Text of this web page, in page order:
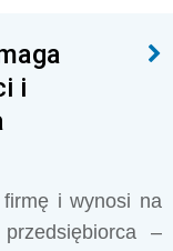
i
i wynosi na
–